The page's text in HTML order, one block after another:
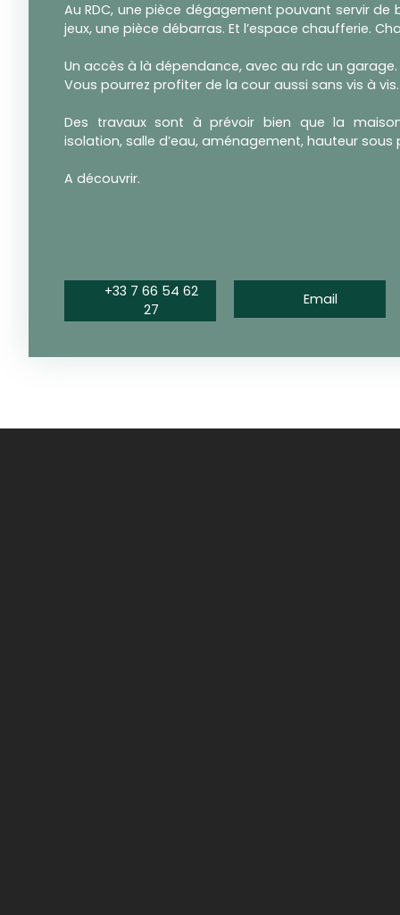
Au RDC, une pièce dégagement pouvant servir de
jeux, une pièce débarras. Et l’espace chaufferie.
Un accès à là dépendance, avec au rdc un garage.
Vous pourrez profiter de la cour aussi sans vis à vis.
Des travaux sont à prévoir bien que la
isolation, salle d’eau, aménagement, hauteur
A découvrir.
+33 7 66 54 62
27
Email